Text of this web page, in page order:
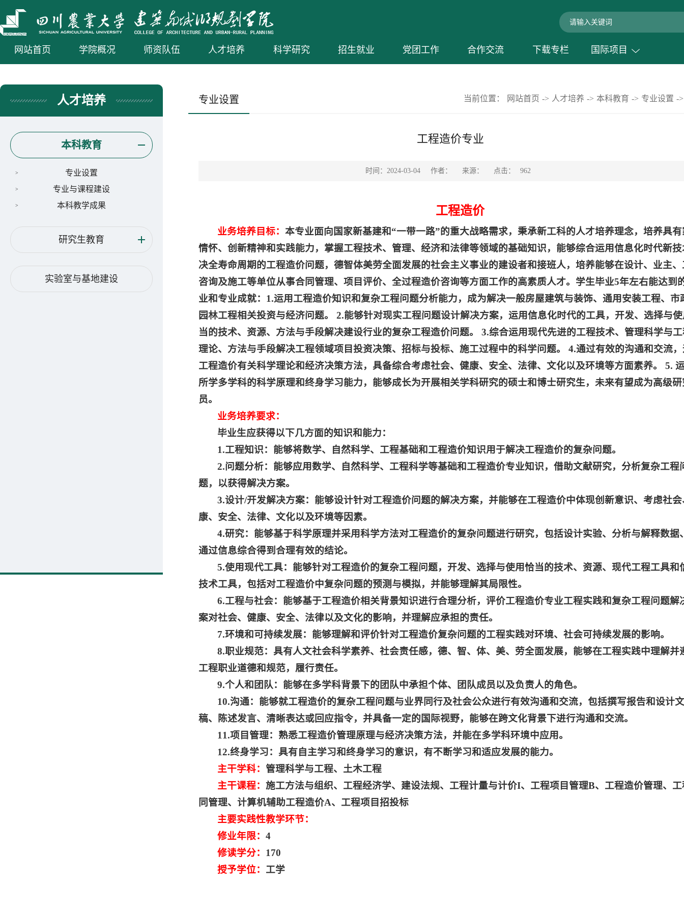
网站首页 学院概况 师资队伍 人才培养 科学研究 招生就业 党团工作 合作交流 下载专栏 国际项目
人才培养
本科教育
专业设置
专业与课程建设
本科教学成果
研究生教育
实验室与基地建设
专业设置 当前位置： 网站首页 -> 人才培养 -> 本科教育 -> 专业设置 ->
工程造价专业
时间：2024-03-04 作者： 来源： 点击： 962
工程造价
业务培养目标：本专业面向国家新基建和“一带一路”的重大战略需求，秉承新工科的人才培养理念，培养具
情怀、创新精神和实践能力，掌握工程技术、管理、经济和法律等领域的基础知识，能够综合运用信息化时代新
决全寿命周期的工程造价问题，德智体美劳全面发展的社会主义事业的建设者和接班人，培养能够在设计、业主
咨询及施工等单位从事合同管理、项目评价、全过程造价咨询等方面工作的高素质人才。学生毕业5年左右能达到
业和专业成就：1.运用工程造价知识和复杂工程问题分析能力，成为解决一般房屋建筑与装饰、通用安装工程、市
园林工程相关投资与经济问题。 2.能够针对现实工程问题设计解决方案，运用信息化时代的工具，开发、选择与
当的技术、资源、方法与手段解决建设行业的复杂工程造价问题。 3.综合运用现代先进的工程技术、管理科学与
理论、方法与手段解决工程领域项目投资决策、招标与投标、施工过程中的科学问题。 4.通过有效的沟通和交流
工程造价有关科学理论和经济决策方法，具备综合考虑社会、健康、安全、法律、文化以及环境等方面素养。 5.
所学多学科的科学原理和终身学习能力，能够成长为开展相关学科研究的硕士和博士研究生，未来有望成为高级
员。
业务培养要求：
毕业生应获得以下几方面的知识和能力：
1.工程知识：能够将数学、自然科学、工程基础和工程造价知识用于解决工程造价的复杂问题。
2.问题分析：能够应用数学、自然科学、工程科学等基础和工程造价专业知识，借助文献研究，分析复杂工程
题，以获得解决方案。
3.设计/开发解决方案：能够设计针对工程造价问题的解决方案，并能够在工程造价中体现创新意识、考虑社
康、安全、法律、文化以及环境等因素。
4.研究：能够基于科学原理并采用科学方法对工程造价的复杂问题进行研究，包括设计实验、分析与解释数据
通过信息综合得到合理有效的结论。
5.使用现代工具：能够针对工程造价的复杂工程问题，开发、选择与使用恰当的技术、资源、现代工程工具和
技术工具，包括对工程造价中复杂问题的预测与模拟，并能够理解其局限性。
6.工程与社会：能够基于工程造价相关背景知识进行合理分析，评价工程造价专业工程实践和复杂工程问题解
案对社会、健康、安全、法律以及文化的影响，并理解应承担的责任。
7.环境和可持续发展：能够理解和评价针对工程造价复杂问题的工程实践对环境、社会可持续发展的影响。
8.职业规范：具有人文社会科学素养、社会责任感，德、智、体、美、劳全面发展，能够在工程实践中理解并
工程职业道德和规范，履行责任。
9.个人和团队：能够在多学科背景下的团队中承担个体、团队成员以及负责人的角色。
10.沟通：能够就工程造价的复杂工程问题与业界同行及社会公众进行有效沟通和交流，包括撰写报告和设计
稿、陈述发言、清晰表达或回应指令，并具备一定的国际视野，能够在跨文化背景下进行沟通和交流。
11.项目管理：熟悉工程造价管理原理与经济决策方法，并能在多学科环境中应用。
12.终身学习：具有自主学习和终身学习的意识，有不断学习和适应发展的能力。
主干学科：管理科学与工程、土木工程
主干课程：施工方法与组织、工程经济学、建设法规、工程计量与计价I、工程项目管理B、工程造价管理、
同管理、计算机辅助工程造价A、工程项目招投标
主要实践性教学环节：
修业年限：4
修读学分： 170
授予学位： 工学